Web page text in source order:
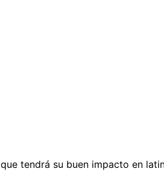
tendrá su buen impacto en